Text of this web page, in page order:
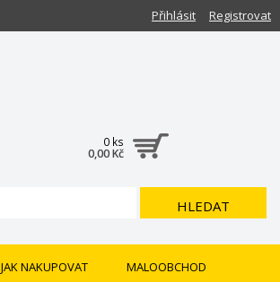
Registrovat
Přihlásit
0 ks
0,00 Kč
HLEDAT
JAK NAKUPOVAT MALOOBCHOD